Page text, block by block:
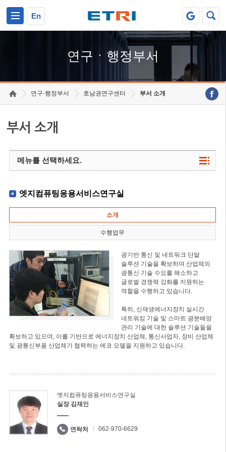
En
연구ㆍ행정부서
연구·행정부서 호남권연구센터 부서 소개
부서 소개
메뉴를 선택하세요.
엣지컴퓨팅응용서비스연구실
소개
수행업무
광기반 통신 및 네트워크 단말
솔루션 기술을 확보하여 산업체의
광통신 기술 수요를 해소하고
글로벌 경쟁력 강화를 지원하는
역할을 수행하고 있습니다.
특히, 신재생에너지장치 실시간
네트워킹 기술 및 스마트 광분배망
관리 기술에 대한 솔루션 기술들을
확보하고 있으며, 이를 기반으로 에너지장치 산업체, 통신사업자, 장비 산업체
및 광통신부품 산업체가 협력하는 에코 모델을 지원하고 있습니다.
엣지컴퓨팅응용서비스연구실
실장 김재인
연락처 062-970-6629